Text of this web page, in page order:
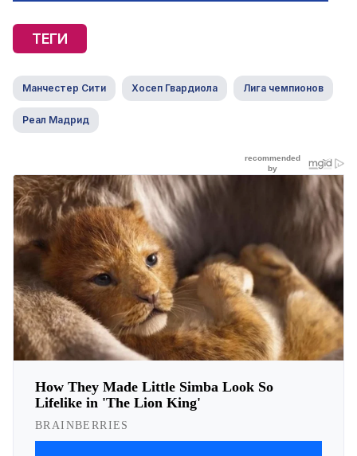
ТЕГИ
Манчестер Сити Хосеп Гвардиола Лига чемпионов
Реал Мадрид